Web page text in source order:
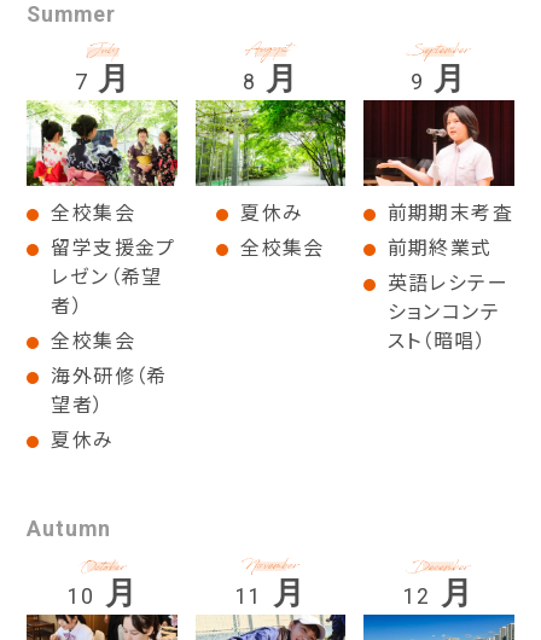
Summer
7 月
全校集会
留学支援金プ
レゼン（希望
者）
全校集会
海外研修（希
望者）
夏休み
8 月
夏休み
全校集会
9 月
前期期末考査
前期終業式
英語レシテー
ションコンテ
スト（暗唱）
Autumn
10 月 11 月 12 月